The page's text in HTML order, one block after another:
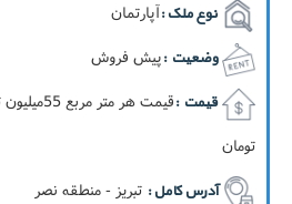
نوع ملک :آپارتمان
وضعیت :پیش فروش
قیمت :
تومان
آدرس کامل : تبریز - منطقه نصر